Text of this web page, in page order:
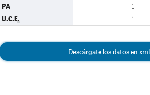
PA 1
U.C.E. 1
Descárgate los datos en xml